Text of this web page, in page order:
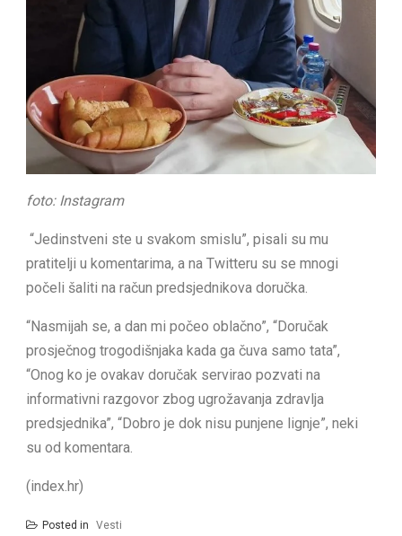
foto: Instagram
“Jedinstveni ste u svakom smislu”, pisali su mu
pratitelji u komentarima, a na Twitteru su se mnogi
počeli šaliti na račun predsjednikova doručka.
“Nasmijah se, a dan mi počeo oblačno”, “Doručak
prosječnog trogodišnjaka kada ga čuva samo tata”,
“Onog ko je ovakav doručak servirao pozvati na
informativni razgovor zbog ugrožavanja zdravlja
predsjednika”, “Dobro je dok nisu punjene lignje”, neki
su od komentara.
(index.hr)
Posted in Vesti